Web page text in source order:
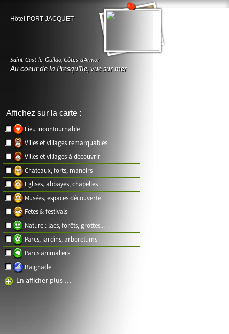
Hôtel PORT-JACQUET
Saint-Cast-le-Guildo, Côtes-d'Armor
Au coeur de la Presqu'île, vue sur mer
Affichez sur la carte :
Lieu incontournable
Villes et villages remarquables
Villes et villages à découvrir
Châteaux, forts, manoirs
Eglises, abbayes, chapelles
Musées, espaces découverte
Fêtes & festivals
Nature : lacs, forêts, grottes...
Parcs, jardins, arboretums
Parcs animaliers
Baignade
En afficher plus …